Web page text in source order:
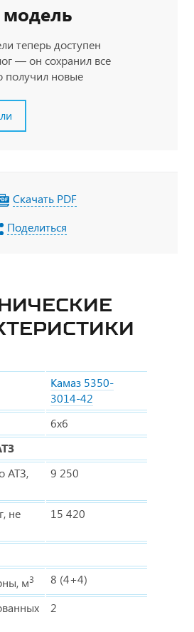
теперь доступен
— он сохранил все
получил новые
Скачать PDF
Поделиться
Камаз 5350-
3014-42
6х6
АТЗ,
9 250
не
15 420
м3
8 (4+4)
2